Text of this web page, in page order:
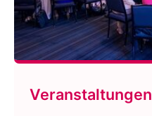
Veranstaltungen